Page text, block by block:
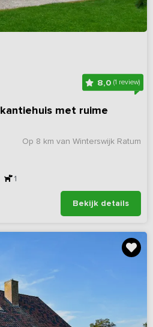
8,0 (1 review)
met ruime
Op 8 km van Winterswijk Ratum
1
Bekijk details